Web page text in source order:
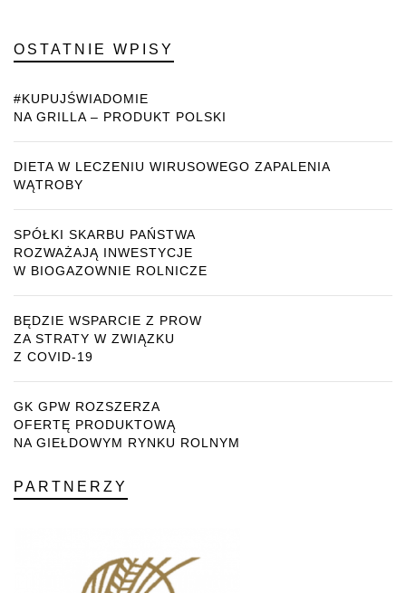
OSTATNIE WPISY
#KUPUJŚWIADOMIE
NA GRILLA – PRODUKT POLSKI
DIETA W LECZENIU WIRUSOWEGO ZAPALENIA
WĄTROBY
SPÓŁKI SKARBU PAŃSTWA
ROZWAŻAJĄ INWESTYCJE
W BIOGAZOWNIE ROLNICZE
BĘDZIE WSPARCIE Z PROW
ZA STRATY W ZWIĄZKU
Z COVID-19
GK GPW ROZSZERZA
OFERTĘ PRODUKTOWĄ
NA GIEŁDOWYM RYNKU ROLNYM
PARTNERZY